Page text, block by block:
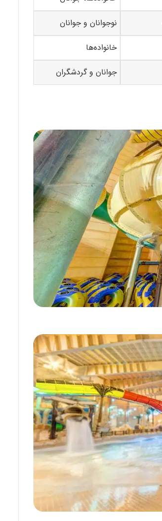
نوجوانان و جوانان
خانواده‌ها
جوانان و گردشگران